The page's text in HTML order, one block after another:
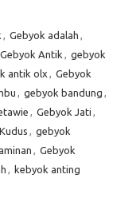
, Gebyok adalah ,
Gebyok Antik , gebyok
antik olx , Gebyok
, gebyok bandung ,
, Gebyok Jati ,
, gebyok
, Gebyok
, kebyok anting